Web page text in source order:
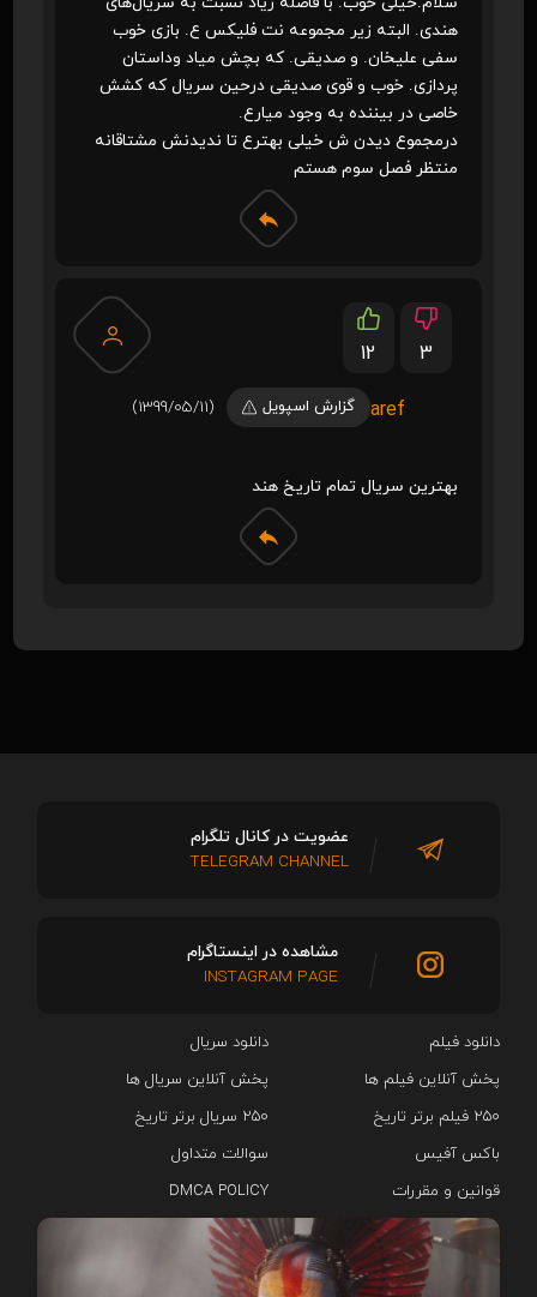
هندی. البته زیر مجموعه نت فلیکس ع. بازی خوب
سفی علیخان. و صدیقی. که بچش میاد وداستان
پردازی. خوب و قوی صدیقی درحین سریال که کشش
خاصی در بیننده به وجود میارع.
درمجموع دیدن ش خیلی بهترع تا ندیدنش مشتاقانه
منتظر فصل سوم هستم
12 3
aref گزارش اسپویل (1399/05/11)
بهترین سریال تمام تاریخ هند
دانلود فیلم
دانلود سریال‌
پخش آنلاین فیلم ها
پخش آنلاین سریال ها
۲۵۰ فیلم برتر تاریخ
۲۵۰ سریال برتر تاریخ
باکس آفیس
سوالات متداول
قوانین و مقررات
DMCA POLICY
عضویت در کانال تلگرام
TELEGRAM CHANNEL
مشاهده در اینستاگرام
INSTAGRAM PAGE